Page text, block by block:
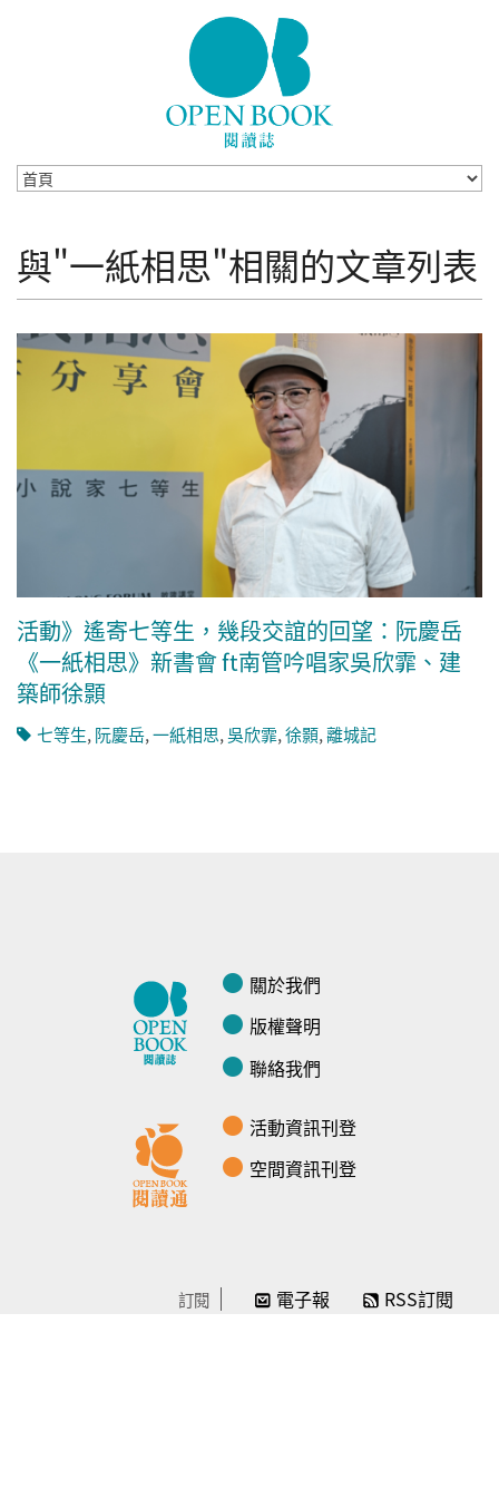
與"一紙相思"相關的文章列表
活動》遙寄七等生，幾段交誼的回望：阮慶岳
《一紙相思》新書會 ft南管吟唱家吳欣霏、建
築師徐顥
七等生,阮慶岳,一紙相思,吳欣霏,徐顥,離城記
關於我們
版權聲明
聯絡我們
活動資訊刊登
空間資訊刊登
訂閱 電子報 RSS訂閱